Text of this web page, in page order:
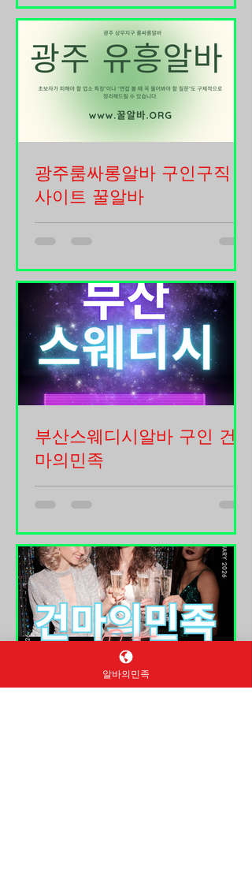
가까운 지역에서 바로 근무할 수 있다
에 시간 활용이 효율적이며 교통비 부
담도 줄일 수 있습니다. 특히 대전, 서
울, 부산, 대구, 인천, 광주, 울산 등 주요
지역에서는 다양한 업종의 단기알바 공
고가 꾸준히 올라오고 있습니다. 편의
점, 카페, 행사 스태프, 배달 보조, 포장
집에서 추가 수입을 만들고 싶어 하는
사람들이 늘어나고 있습니다. 단기알바
재택부업는 특히 요즘은 인터넷과 스마
트폰만 있어도 가능한 일이 많아졌기
때문에 예전처럼 꼭 사무실이나 현장에
나가지 않아도 수익을 만들 수 있는 시
라고 해서 모두 쉽고 안전한 것은 아닙
니다. 단기알바 재택부업 어떤 일은 꾸
준히 하면 안정적인 수익이 가능하지
를 당할 위험도 있습니다. 그래서 무작
정 시작하기보다 본인 성향과 상황에
맞는 일을 찾는 것이 중요합니다. 재택
부업의 가장 큰 장점은 출퇴근이 필요
없다는 점입니다. 집에서 편한 시간에
일할 수 있고 육아 중인 사람이나 학생,
직장인 투잡으로도 활용할 수 있습니
다. 특히 체력적으로 힘든 현장일이 어
려운 사람들
광주룸싸롱알바 구인구직
사이트 꿀알바
광주 룸싸롱 알바에 대해 현실적으로
이해할 수 있도록 자세하게 설명해드리
야기만 보고 접근하기보다는, 광주룸싸
롱알바 실제 업무 내용, 장단점, 근무 환
경, 그리고 선택 시 고려해야 할 부분까
지 종합적으로 알고 판단하는 것이 중
요합니다. 먼저, 룸싸롱 알바는 일반적
인 서빙 아르바이트와는 다르게 손님과
같은 공간에서 시간을 보내며 대화를
다. 광주룸싸롱알바 기본적인 업무는
손님 응대, 술 세팅, 대화, 분위기 유지
등이 핵심입니다. 일부 업소에서는 노
래방 기기나 간단한 게임 등을 함께 하
면서 손님이 즐겁게 시간을 보내도록
바 구인구직 광주 지역의 경우 상무지
구, 첨단지구, 충장로 인근 등 유흥 상권
이 형성된 곳에서 이러한 일자리가 비
교적 많이 분포되어 있습니다. 업소마
다 분위기나 운영 방식이 다르기 때문
에 같은 “룸싸롱”이라고 해도 근무 강도
부산스웨디시알바 구인 건
마의민족
부산 스웨디시 알바 구인은 최근 몇 년
사이 빠르게 성장한 분야로, 마사지·테
편에 속합니다. 부산은 관광객과 유동
인구가 많은 도시이기 때문에 해운대,
서면, 광안리 같은 핵심 상권을 중심으
로 스웨디시 매장이 많이 형성되어 있
으며, 그에 따라 구인도 꾸준히 이어지
고 있습니다. 단순 아르바이트 개념이
라기보다는 부산스웨디시알바 서비스
+ 기술 + 고객 응대 능력 이 결합된 직종
알바의민족